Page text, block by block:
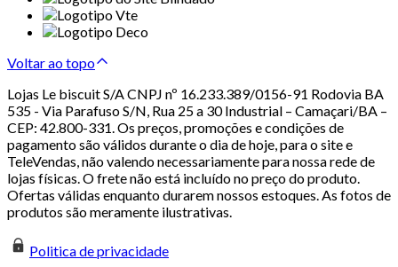
Voltar ao topo
Lojas Le biscuit S/A CNPJ nº 16.233.389/0156-91 Rodovia BA
535 - Via Parafuso S/N, Rua 25 a 30 Industrial – Camaçari/BA –
CEP: 42.800-331. Os preços, promoções e condições de
pagamento são válidos durante o dia de hoje, para o site e
TeleVendas, não valendo necessariamente para nossa rede de
lojas físicas. O frete não está incluído no preço do produto.
Ofertas válidas enquanto durarem nossos estoques. As fotos de
produtos são meramente ilustrativas.
Politica de privacidade